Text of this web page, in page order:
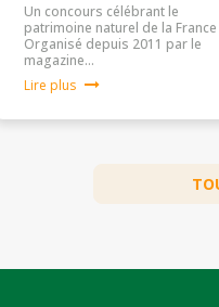
Un concours célébrant le
patrimoine naturel de la France
Organisé depuis 2011 par le
magazine…
Lire plus